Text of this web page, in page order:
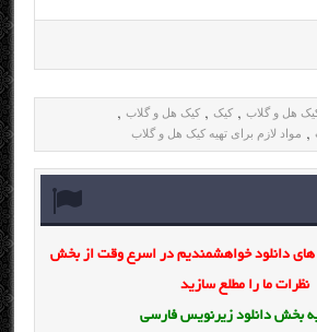
هل و گلاب , کیک , کیک هل و گلاب ,
, مواد لازم برای تهیه کیک هل و گلاب
دانلود خواهشمندیم در اسرع وقت از بخش
نظرات ما را مطلع سازید
بخش دانلود زیرنویس فارسی